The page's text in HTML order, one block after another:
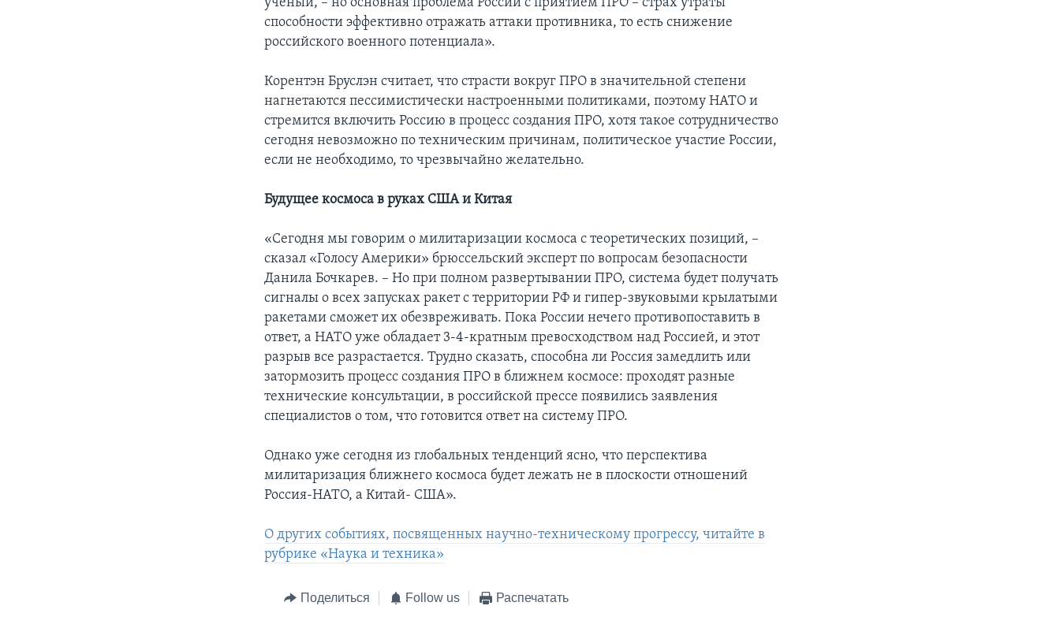
способности эффективно отражать аттаки противника, то есть снижение
российского военного потенциала».
Корентэн Бруслэн считает, что страсти вокруг ПРО в значительной степени
нагнетаются пессимистически настроенными политиками, поэтому НАТО и
стремится включить Россию в процесс создания ПРО, хотя такое сотрудничество
сегодня невозможно по техническим причинам, политическое участие России,
если не необходимо, то чрезвычайно желательно.
Будущее космоса в руках США и Китая
«Сегодня мы говорим о милитаризации космоса с теоретических позиций, –
сказал «Голосу Америки» брюссельский эксперт по вопросам безопасности
Данила Бочкарев. – Но при полном развертывании ПРО, система будет получать
сигналы о всех запусках ракет с территории РФ и гипер-звуковыми крылатыми
ракетами сможет их обезвреживать. Пока России нечего противопоставить в
ответ, а НАТО уже обладает 3-4-кратным превосходством над Россией, и этот
разрыв все разрастается. Трудно сказать, способна ли Россия замедлить или
затормозить процесс создания ПРО в ближнем космосе: проходят разные
технические консультации, в российской прессе появились заявления
специалистов о том, что готовится ответ на систему ПРО.
Однако уже сегодня из глобальных тенденций ясно, что перспектива
милитаризация ближнего космоса будет лежать не в плоскости отношений
Россия-НАТО, а Китай- США».
О других событиях, посвященных научно-техническому прогрессу, читайте в
рубрике «Наука и техника»
Поделиться Follow us Распечатать